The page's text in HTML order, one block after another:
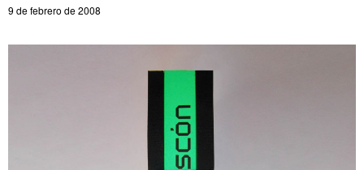
9 de febrero de 2008